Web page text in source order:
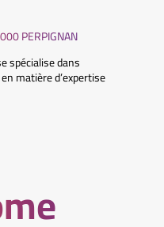
PERPIGNAN
spécialise dans
matière d’expertise